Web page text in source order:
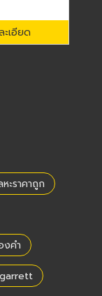
ะเอียด
ะราคาถูก
งคำ
garrett